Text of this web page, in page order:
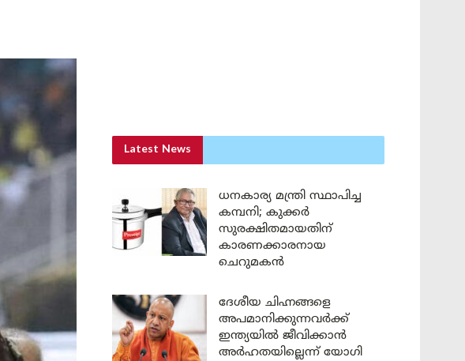
Latest News
ധനകാര്യ മന്ത്രി സ്ഥാപിച്ച
കമ്പനി; കുക്കർ
സുരക്ഷിതമായതിന്
കാരണക്കാരനായ
ചെറുമകൻ
ദേശീയ ചിഹ്നങ്ങളെ
അപമാനിക്കുന്നവർക്ക്
ഇന്ത്യയിൽ ജീവിക്കാൻ
അർഹതയില്ലെന്ന് യോഗി